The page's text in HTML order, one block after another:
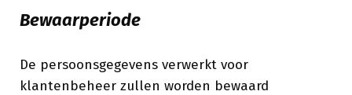
Bewaarperiode
De persoonsgegevens verwerkt voor
klantenbeheer zullen worden bewaard